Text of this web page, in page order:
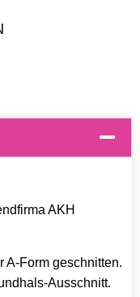
AKH
A-Form geschnitten.
Ausschnitt.